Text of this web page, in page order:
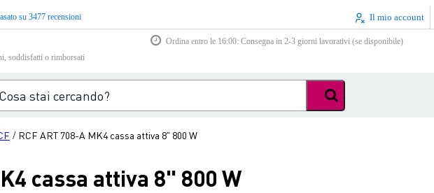
su 3477 recensioni Il mio account
Ordina entro le 16:00: Consegna in 2-3 giorni lavorativi (se disponibile)
soddisfatti o rimborsati
/ RCF ART 708-A MK4 cassa attiva 8" 800 W
cassa attiva 8" 800 W